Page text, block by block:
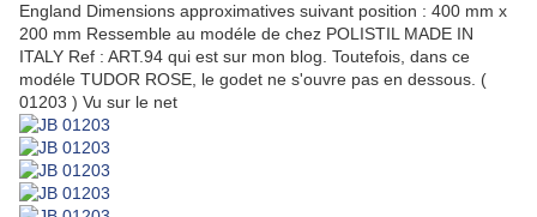
England Dimensions approximatives suivant position : 400 mm x
200 mm Ressemble au modéle de chez POLISTIL MADE IN
ITALY Ref : ART.94 qui est sur mon blog. Toutefois, dans ce
modéle TUDOR ROSE, le godet ne s'ouvre pas en dessous. (
01203 ) Vu sur le net